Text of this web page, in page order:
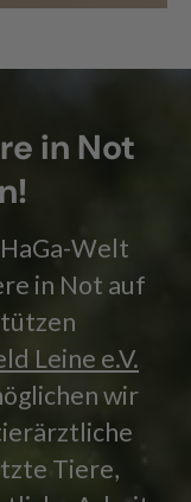
in Not
Welt
in Not auf
Leine e.V.
wir
Tiere,